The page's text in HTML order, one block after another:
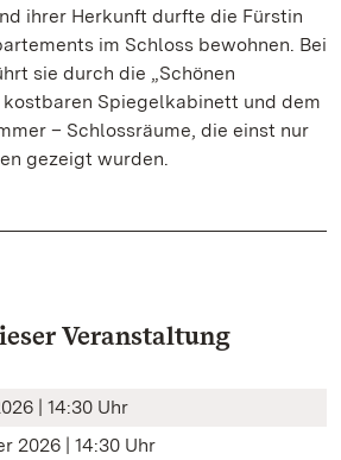
ihrer Herkunft durfte die Fürstin
im Schloss bewohnen. Bei
sie durch die „Schönen
kostbaren Spiegelkabinett und dem
– Schlossräume, die einst nur
gezeigt wurden.
Veranstaltung
| 14:30 Uhr
2026 | 14:30 Uhr